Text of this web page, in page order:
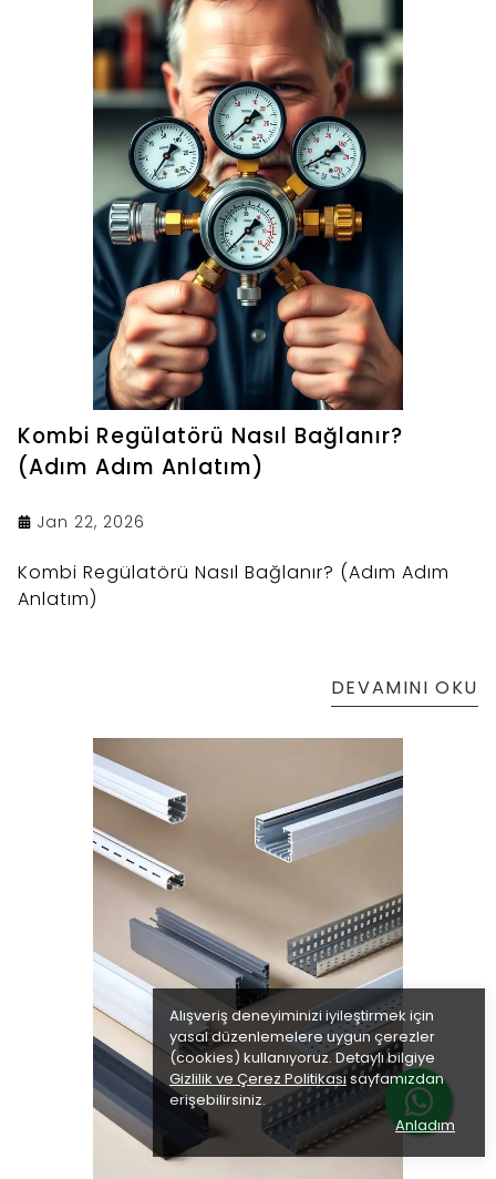
Alışveriş deneyiminizi iyileştirmek için
yasal düzenlemelere uygun çerezler
(cookies) kullanıyoruz. Detaylı bilgiye
Gizlilik ve Çerez Politikasısayfamızdan
erişebilirsiniz.
Anladım
Kombi Regülatörü Nasıl Bağlanır?
(Adım Adım Anlatım)
Jan 22, 2026
Kombi Regülatörü Nasıl Bağlanır? (Adım Adım
Anlatım)
DEVAMINI OKU